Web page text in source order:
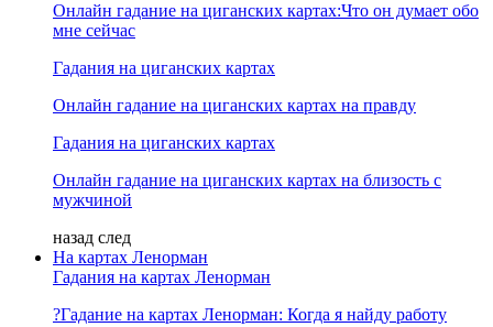
Онлайн гадание на циганских картах:Что он думает обо
мне сейчас
Гадания на циганских картах
Онлайн гадание на циганских картах на правду
Гадания на циганских картах
Онлайн гадание на циганских картах на близость с
мужчиной
назад след
На картах Ленорман
Гадания на картах Ленорман
?Гадание на картах Ленорман: Когда я найду работу